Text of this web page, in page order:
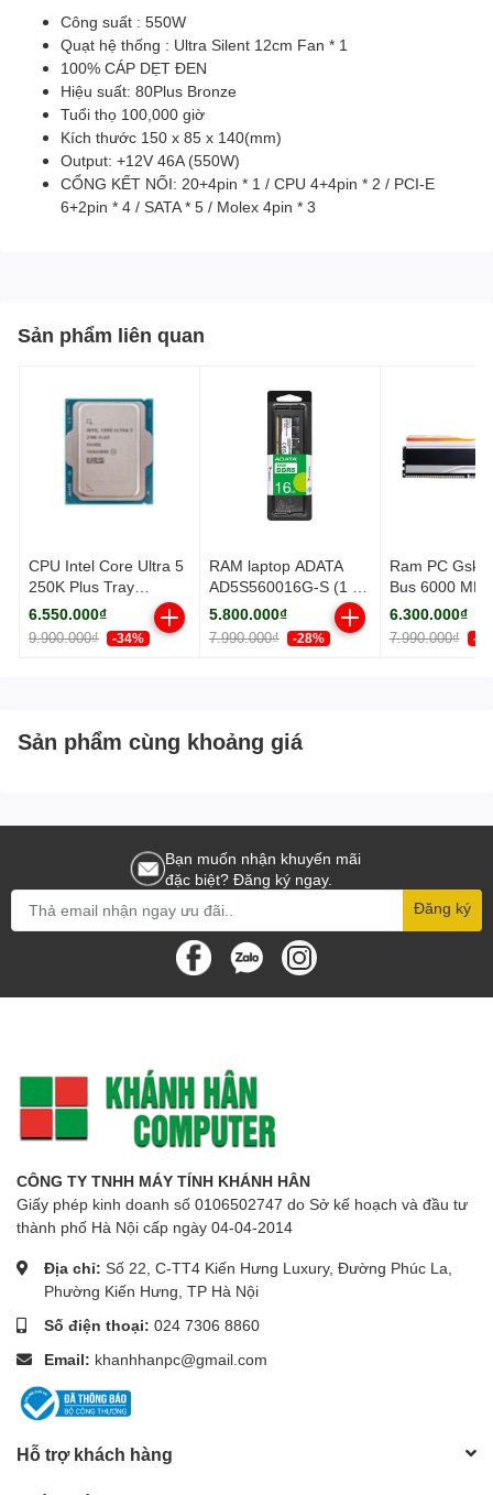
Công suất : 550W
Quạt hệ thống : Ultra Silent 12cm Fan * 1
100% CÁP DẸT ĐEN
Hiệu suất: 80Plus Bronze
Tuổi thọ 100,000 giờ
Kích thước 150 x 85 x 140(mm)
Output: +12V 46A (550W)
CỔNG KẾT NỐI: 20+4pin * 1 / CPU 4+4pin * 2 / PCI-E
6+2pin * 4 / SATA * 5 / Molex 4pin * 3
Sản phẩm liên quan
CPU Intel Core Ultra 5
250K Plus Tray
(Socket 1851/ Base
3.3Ghz/ Turbo
5.3GHz/ 18 Cores/ 18
6.550.000₫
9.900.000₫ -34%
RAM laptop ADATA
AD5S560016G-S (1 x
16GB) DDR5
5600MHz
5.800.000₫
7.990.000₫ -28%
Ram PC
Bus 6000
(F5-
TZ5RW)
6.300.000₫
7.990.000₫ -
Sản phẩm cùng khoảng giá
Bạn muốn nhận khuyến mãi
đặc biệt? Đăng ký ngay.
Đăng ký
CÔNG TY TNHH MÁY TÍNH KHÁNH HÂN
Giấy phép kinh doanh số 0106502747 do Sở kế hoạch và đầu tư
thành phố Hà Nội cấp ngày 04-04-2014
Địa chỉ: Số 22, C-TT4 Kiến Hưng Luxury, Đường Phúc La,
Phường Kiến Hưng, TP Hà Nội
Số điện thoại: 024 7306 8860
Email: khanhhanpc@gmail.com
Hỗ trợ khách hàng